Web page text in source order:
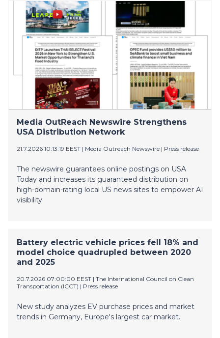
markets
Media OutReach Newswire Strengthens
USA Distribution Network
21.7.2026 10:13:19 EEST | Media Outreach Newswire | Press release
The newswire guarantees online postings on USA
Today and increases its guaranteed distribution on
high-domain-rating local US news sites to empower AI
visibility.
Battery electric vehicle prices fell 18% and
model choice quadrupled between 2020
and 2025
20.7.2026 07:00:00 EEST | The International Council on Clean
Transportation (ICCT) | Press release
New study analyzes EV purchase prices and market
trends in Germany, Europe's largest car market.